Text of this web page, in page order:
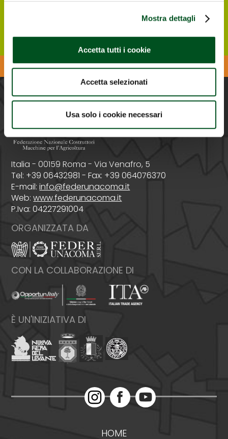
Mostra dettagli
Accetta tutti i cookie
Accetta selezionati
Usa solo i cookie necessari
Registrati ONLINE
Scarica l'APP di Agrilevante
Italia - 00159 Roma - Via Venafro, 5
Tel: +39 06432981 - Fax: +39 064076370
E-mail:info@federunacoma.it
Web:www.federunacoma.it
P.Iva: 04227291004
ORGANIZZATA DA
CON LA COLLABORAZIONE DI
È UN'INIZIATIVA DI
HOME